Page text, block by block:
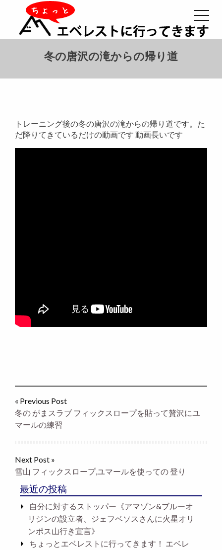
冬の唐沢の滝からの帰り道
トレーニング後の冬の唐沢の滝からの帰り道です。た
だ降りてきているだけの動画です 動画長いです
« Previous Post
冬の がまスラブ フィックスロープを貼って贅沢にユ
マールの練習
Next Post »
雪山 フィックスロープ,ユマールを使っての 登り
最近の投稿
自分に対するストッパー《アマゾン&ブルーオ
リジンの設立者、ジェフベソスさんに火星オリ
ンポス山行き宣言》
ちょっとエベレストに行ってきます！ エベレ